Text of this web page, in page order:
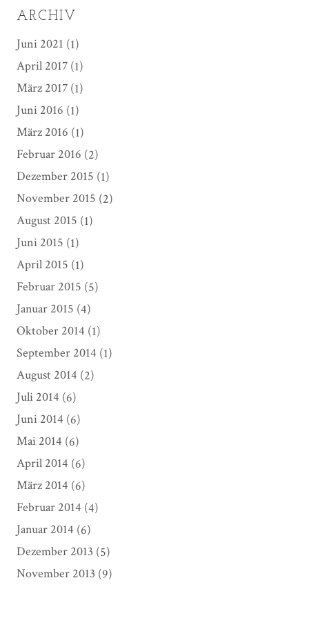
ARCHIV
Juni 2021 (1)
April 2017(1)
März 2017(1)
Juni 2016 (1)
März 2016 (1)
Februar 2016 (2)
Dezember 2015 (1)
November 2015 (2)
August 2015 (1)
Juni 2015 (1)
April 2015 (1)
Februar 2015 (5)
Januar 2015 (4)
Oktober 2014 (1)
September 2014 (1)
August 2014 (2)
Juli 2014 (6)
Juni 2014 (6)
Mai 2014 (6)
April 2014 (6)
März 2014 (6)
Februar 2014 (4)
Januar 2014 (6)
Dezember 2013 (5)
November 2013 (9)